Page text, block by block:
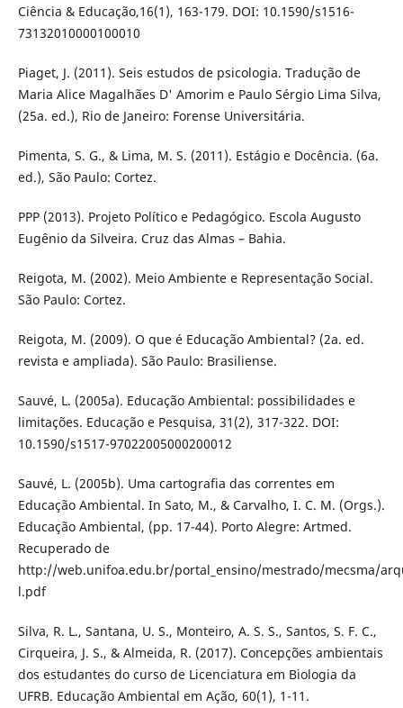
Ciência & Educação,16(1), 163-179. DOI: 10.1590/s1516-
73132010000100010
Piaget, J. (2011). Seis estudos de psicologia. Tradução de
Maria Alice Magalhães D' Amorim e Paulo Sérgio Lima Silva,
(25a. ed.), Rio de Janeiro: Forense Universitária.
Pimenta, S. G., & Lima, M. S. (2011). Estágio e Docência. (6a.
ed.), São Paulo: Cortez.
PPP (2013). Projeto Político e Pedagógico. Escola Augusto
Eugênio da Silveira. Cruz das Almas – Bahia.
Reigota, M. (2002). Meio Ambiente e Representação Social.
São Paulo: Cortez.
Reigota, M. (2009). O que é Educação Ambiental? (2a. ed.
revista e ampliada). São Paulo: Brasiliense.
Sauvé, L. (2005a). Educação Ambiental: possibilidades e
limitações. Educação e Pesquisa, 31(2), 317-322. DOI:
10.1590/s1517-97022005000200012
Sauvé, L. (2005b). Uma cartografia das correntes em
Educação Ambiental. In Sato, M., & Carvalho, I. C. M. (Orgs.).
Educação Ambiental, (pp. 17-44). Porto Alegre: Artmed.
Recuperado de
http://web.unifoa.edu.br/portal_ensino/mestrado/mecsma/
l.pdf
Silva, R. L., Santana, U. S., Monteiro, A. S. S., Santos, S. F. C.,
Cirqueira, J. S., & Almeida, R. (2017). Concepções ambientais
dos estudantes do curso de Licenciatura em Biologia da
UFRB. Educação Ambiental em Ação, 60(1), 1-11.